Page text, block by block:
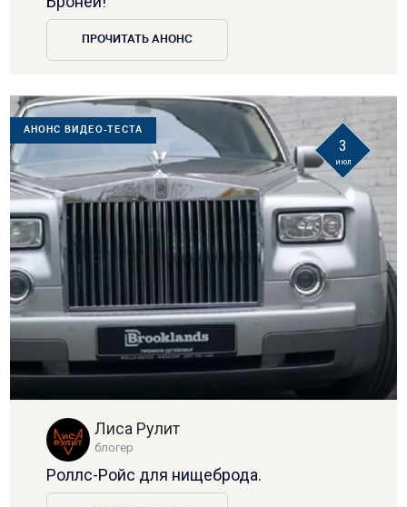
ПРОЧИТАТЬ АНОНС
АНОНС ВИДЕО-ТЕСТА
3
июл
Лиса Рулит
блогер
Роллс-Ройс для нищеброда.